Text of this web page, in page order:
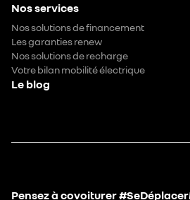
Nos services
Nos solutions de financement
Les garanties renew
Nos solutions de recharge
Votre bilan mobilité électrique
Le blog
Pensez à covoiturer